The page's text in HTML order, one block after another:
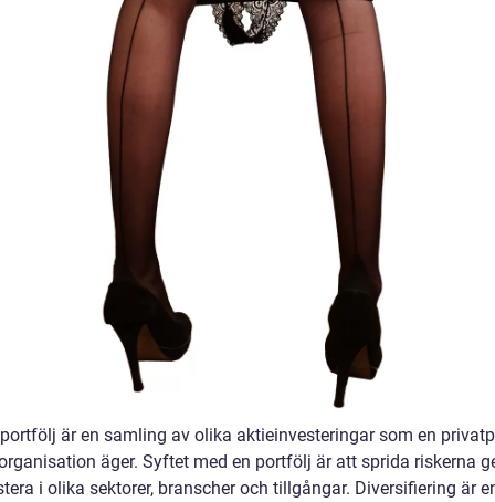
är en samling av olika aktieinvesteringar som en
äger. Syftet med en portfölj är att sprida riskerna
i olika sektorer, branscher och tillgångar. Diversifiering är